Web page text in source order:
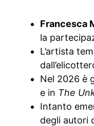
Francesca
la
L’artista
Nel 2026 è
e in The
Intanto
degli autori